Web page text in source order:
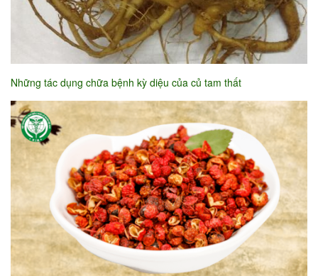
Những tác dụng chữa bệnh kỳ diệu của củ tam thất